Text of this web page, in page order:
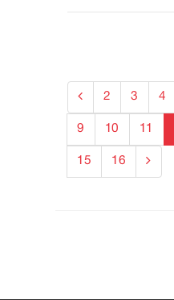
2 3 4
9 10 11
15 16